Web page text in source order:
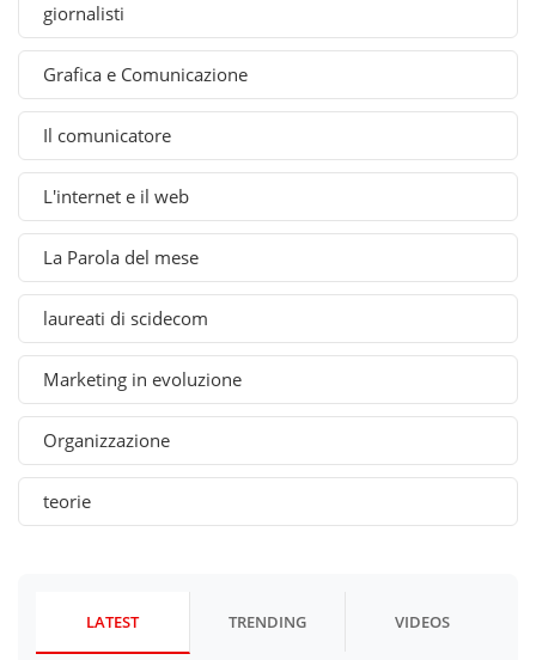
giornalisti
Grafica e Comunicazione
Il comunicatore
L'internet e il web
La Parola del mese
laureati di scidecom
Marketing in evoluzione
Organizzazione
teorie
LATEST TRENDING VIDEOS